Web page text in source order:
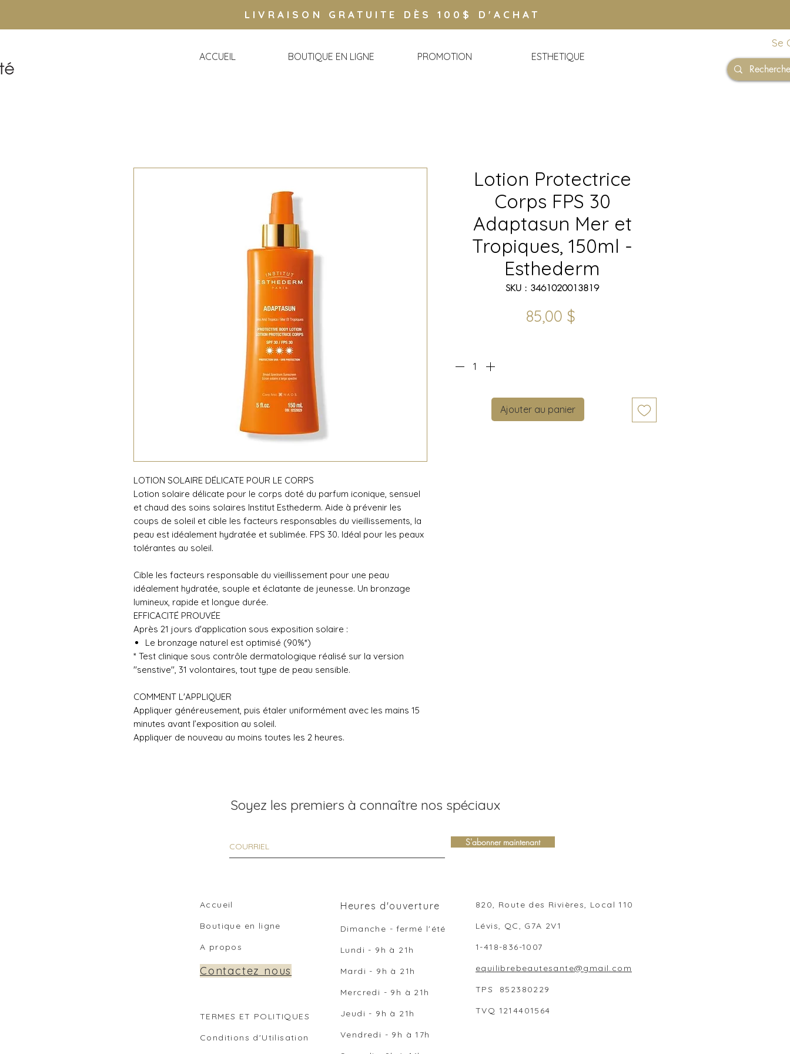
LIVRAISON GRATUITE DÈS 100$ D'ACHAT
ACCUEIL BOUTIQUE EN LIGNE PROMOTION ESTHETIQUE
Se
LOTION SOLAIRE DÉLICATE POUR LE CORPS
Lotion solaire délicate pour le corps doté du parfum iconique, sensuel
et chaud des soins solaires Institut Esthederm. Aide à prévenir les
coups de soleil et cible les facteurs responsables du vieillissements, la
peau est idéalement hydratée et sublimée. FPS 30. Idéal pour les peaux
tolérantes au soleil.
Cible les facteurs responsable du vieillissement pour une peau
idéalement hydratée, souple et éclatante de jeunesse. Un bronzage
lumineux, rapide et longue durée.
EFFICACITÉ PROUVÉE
Après 21 jours d'application sous exposition solaire :
Le bronzage naturel est optimisé (90%*)
* Test clinique sous contrôle dermatologique réalisé sur la version
''senstive'', 31 volontaires, tout type de peau sensible.
COMMENT L'APPLIQUER
Appliquer généreusement, puis étaler uniformément avec les mains 15
minutes avant l’exposition au soleil.
Appliquer de nouveau au moins toutes les 2 heures.
Lotion Protectrice
Corps FPS 30
Adaptasun Mer et
Tropiques, 150ml -
Esthederm
SKU : 3461020013819
85,00 $
Ajouter au panier
Soyez les premiers à connaître nos spéciaux
S'abonner maintenant
Accueil
Boutique en ligne
A propos
Contactez nous
TERMES ET POLITIQUES
Co nditions d'Utilisation
Heures d'ouverture
Dimanche - fermé l'été
Lundi - 9h à 21h
Mardi - 9h à 21 h
Mercredi - 9h à 21 h
Jeudi - 9h à 21 h
Vendredi - 9h à 17h
820, Route des Rivières, Local 110
Lévis, QC, G7A 2V1
1-418-836-1007
equilibrebeautesante@gmail.com
TPS 852380229
TVQ 1214401564